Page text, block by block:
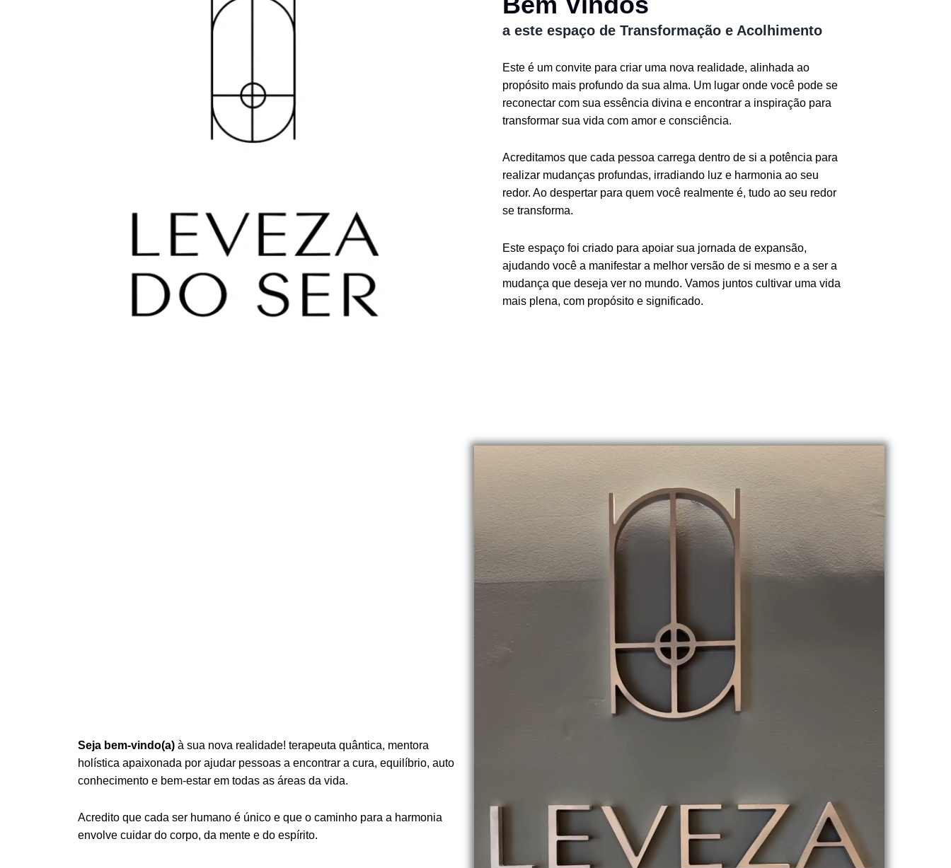
a este espaço de Transformação e Acolhimento
Este é um convite para criar uma nova realidade, alinhada ao
propósito mais profundo da sua alma. Um lugar onde você pode se
reconectar com sua essência divina e encontrar a inspiração para
transformar sua vida com amor e consciência.
Acreditamos que cada pessoa carrega dentro de si a potência para
realizar mudanças profundas, irradiando luz e harmonia ao seu
redor. Ao despertar para quem você realmente é, tudo ao seu redor
se transforma.
Este espaço foi criado para apoiar sua jornada de expansão,
ajudando você a manifestar a melhor versão de si mesmo e a ser a
mudança que deseja ver no mundo. Vamos juntos cultivar uma vida
mais plena, com propósito e significado.
Seja bem-vindo(a) à sua nova realidade! terapeuta quântica, mentora
holística apaixonada por ajudar pessoas a encontrar a cura, equilíbrio, auto
conhecimento e bem-estar em todas as áreas da vida.
Acredito que cada ser humano é único e que o caminho para a harmonia
envolve cuidar do corpo, da mente e do espírito.